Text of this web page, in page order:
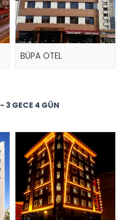
BÜPA OTEL
3 GECE 4 GÜN